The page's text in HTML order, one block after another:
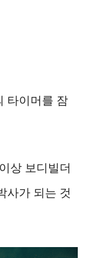
타이머를 잠
상 보디빌더
사가 되는 것